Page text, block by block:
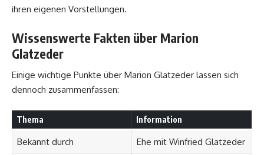
ihren eigenen Vorstellungen.
Wissenswerte Fakten über Marion
Glatzeder
Einige wichtige Punkte über Marion Glatzeder lassen sich
dennoch zusammenfassen:
Thema Information
Bekannt durch Ehe mit Winfried Glatzeder